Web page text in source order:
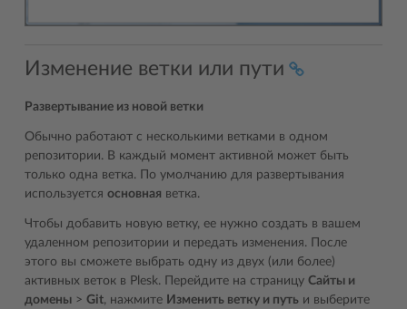
Изменение ветки или пути
Развертывание из новой ветки
Обычно работают с несколькими ветками в одном
репозитории. В каждый момент активной может быть
только одна ветка. По умолчанию для развертывания
используется основная ветка.
Чтобы добавить новую ветку, ее нужно создать в вашем
удаленном репозитории и передать изменения. После
этого вы сможете выбрать одну из двух (или более)
активных веток в Plesk. Перейдите на страницу Сайты и
домены > Git, нажмите Изменить ветку и путь и выберите